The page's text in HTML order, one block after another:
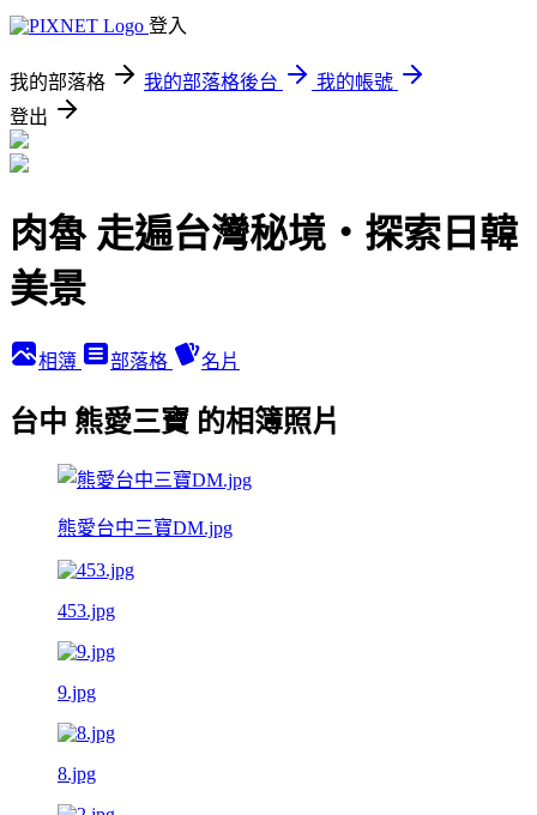
登入
我的部落格 我的部落格後台
我的帳號
登出
肉魯 走遍台灣秘境・探索日韓
美景
相簿 部落格 名片
台中 熊愛三寶 的相簿照片
熊愛台中三寶DM.jpg
453.jpg
9.jpg
8.jpg